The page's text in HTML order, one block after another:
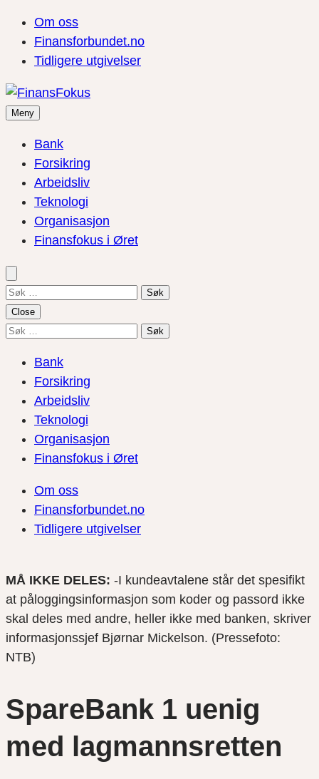
Om oss
Finansforbundet.no
Tidligere utgivelser
Meny
Bank
Forsikring
Arbeidsliv
Teknologi
Organisasjon
Finansfokus i Øret
Søk
etter:
Close
Søk
Bank
Forsikring
Arbeidsliv
Teknologi
Organisasjon
Finansfokus i Øret
Om oss
Finansforbundet.no
Tidligere utgivelser
MÅ IKKE DELES: -I kundeavtalene står det spesifikt
at påloggingsinformasjon som koder og passord ikke
skal deles med andre, heller ikke med banken, skriver
informasjonssjef Bjørnar Mickelson. (Pressefoto:
NTB)
SpareBank 1 uenig
med lagmannsretten